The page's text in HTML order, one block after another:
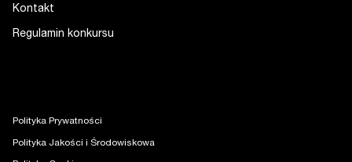
Kontakt
Regulamin konkursu
Polityka Prywatności
Polityka Jakości i Środowiskowa